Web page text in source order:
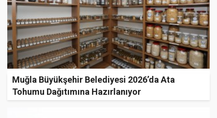
Muğla Büyükşehir Belediyesi 2026’da Ata
Tohumu Dağıtımına Hazırlanıyor